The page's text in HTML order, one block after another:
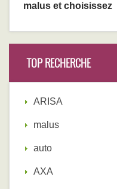
malus et choisissez
TOP RECHERCHE
ARISA
malus
auto
AXA